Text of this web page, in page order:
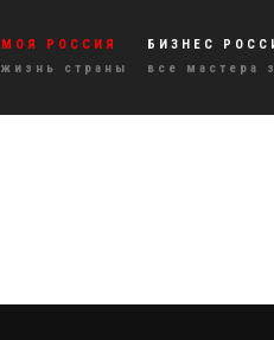
МОЯ РОССИЯ
жизнь страны
БИЗНЕС
все мастера